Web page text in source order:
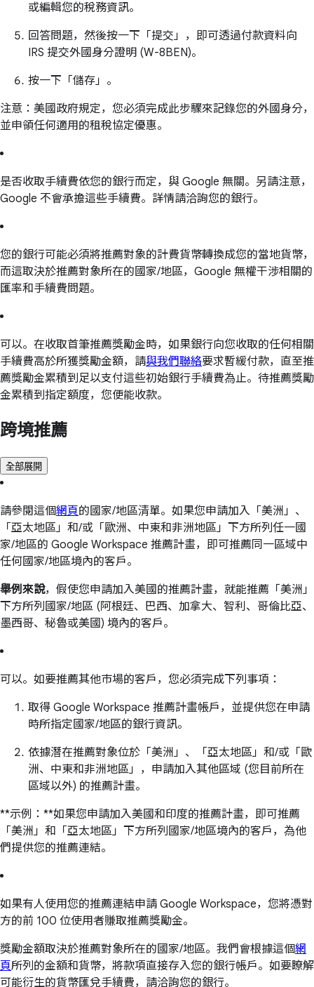
或編輯您的稅務資訊。
回答問題，然後按一下「提交」，即可透過付款資料向
IRS 提交外國身分證明 (W-8BEN)。
按一下「儲存」。
注意：美國政府規定，您必須完成此步驟來記錄您的外國身分，
並申領任何適用的租稅協定優惠。
是否收取手續費依您的銀行而定，與 Google 無關。另請注意，
Google 不會承擔這些手續費。詳情請洽詢您的銀行。
您的銀行可能必須將推薦對象的計費貨幣轉換成您的當地貨幣，
而這取決於推薦對象所在的國家/地區，Google 無權干涉相關的
匯率和手續費問題。
可以。在收取首筆推薦獎勵金時，如果銀行向您收取的任何相關
手續費高於所獲獎勵金額，請與我們聯絡要求暫緩付款，直至推
薦獎勵金累積到足以支付這些初始銀行手續費為止。待推薦獎勵
金累積到指定額度，您便能收款。
跨境推薦
全部展開
請參閱這個網頁的國家/地區清單。如果您申請加入「美洲」、
「亞太地區」和/或「歐洲、中東和非洲地區」下方所列任一國
家/地區的 Google Workspace 推薦計畫，即可推薦同一區域中
任何國家/地區境內的客戶。
舉例來說，假使您申請加入美國的推薦計畫，就能推薦「美洲」
下方所列國家/地區 (阿根廷、巴西、加拿大、智利、哥倫比亞、
墨西哥、秘魯或美國) 境內的客戶。
可以。如要推薦其他市場的客戶，您必須完成下列事項：
取得 Google Workspace 推薦計畫帳戶，並提供您在申請
時所指定國家/地區的銀行資訊。
依據潛在推薦對象位於「美洲」、「亞太地區」和/或「歐
洲、中東和非洲地區」，申請加入其他區域 (您目前所在
區域以外) 的推薦計畫。
**示例：**如果您申請加入美國和印度的推薦計畫，即可推薦
「美洲」和「亞太地區」下方所列國家/地區境內的客戶，為他
們提供您的推薦連結。
如果有人使用您的推薦連結申請 Google Workspace，您將憑對
方的前 100 位使用者賺取推薦獎勵金。
獎勵金額取決於推薦對象所在的國家/地區。我們會根據這個網
頁所列的金額和貨幣，將款項直接存入您的銀行帳戶。如要瞭解
可能衍生的貨幣匯兌手續費，請洽詢您的銀行。